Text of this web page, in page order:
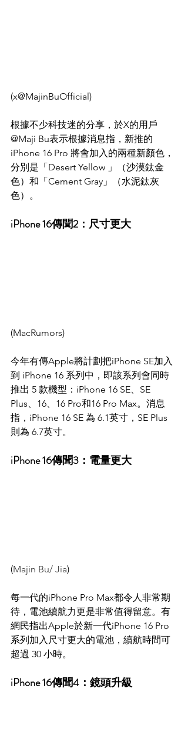
(x@MajinBuOfficial)
根據不少科技迷的分享，於X的用戶
@Maji Bu表示根據消息指，新推的
iPhone 16 Pro 將會加入的兩種新顏色，
分別是「Desert Yellow 」（沙漠鈦金
色）和「Cement Gray」（水泥鈦灰
色）。
iPhone 16傳聞2：尺寸更大
(MacRumors)
今年有傳Apple將計劃把iPhone SE加入
到 iPhone 16 系列中，即該系列會同時
推出 5 款機型：iPhone 16 SE、SE
Plus、16、16 Pro和16 Pro Max。消息
指，iPhone 16 SE 為 6.1英寸，SE Plus
則為 6.7英寸。
iPhone 16傳聞3：電量更大
(Majin Bu/ Jia)
每一代的iPhone Pro Max都令人非常期
待，電池續航力更是非常值得留意。有
網民指出Apple於新一代iPhone 16 Pro
系列加入尺寸更大的電池，續航時間可
超過 30 小時。
iPhone 16傳聞4：鏡頭升級